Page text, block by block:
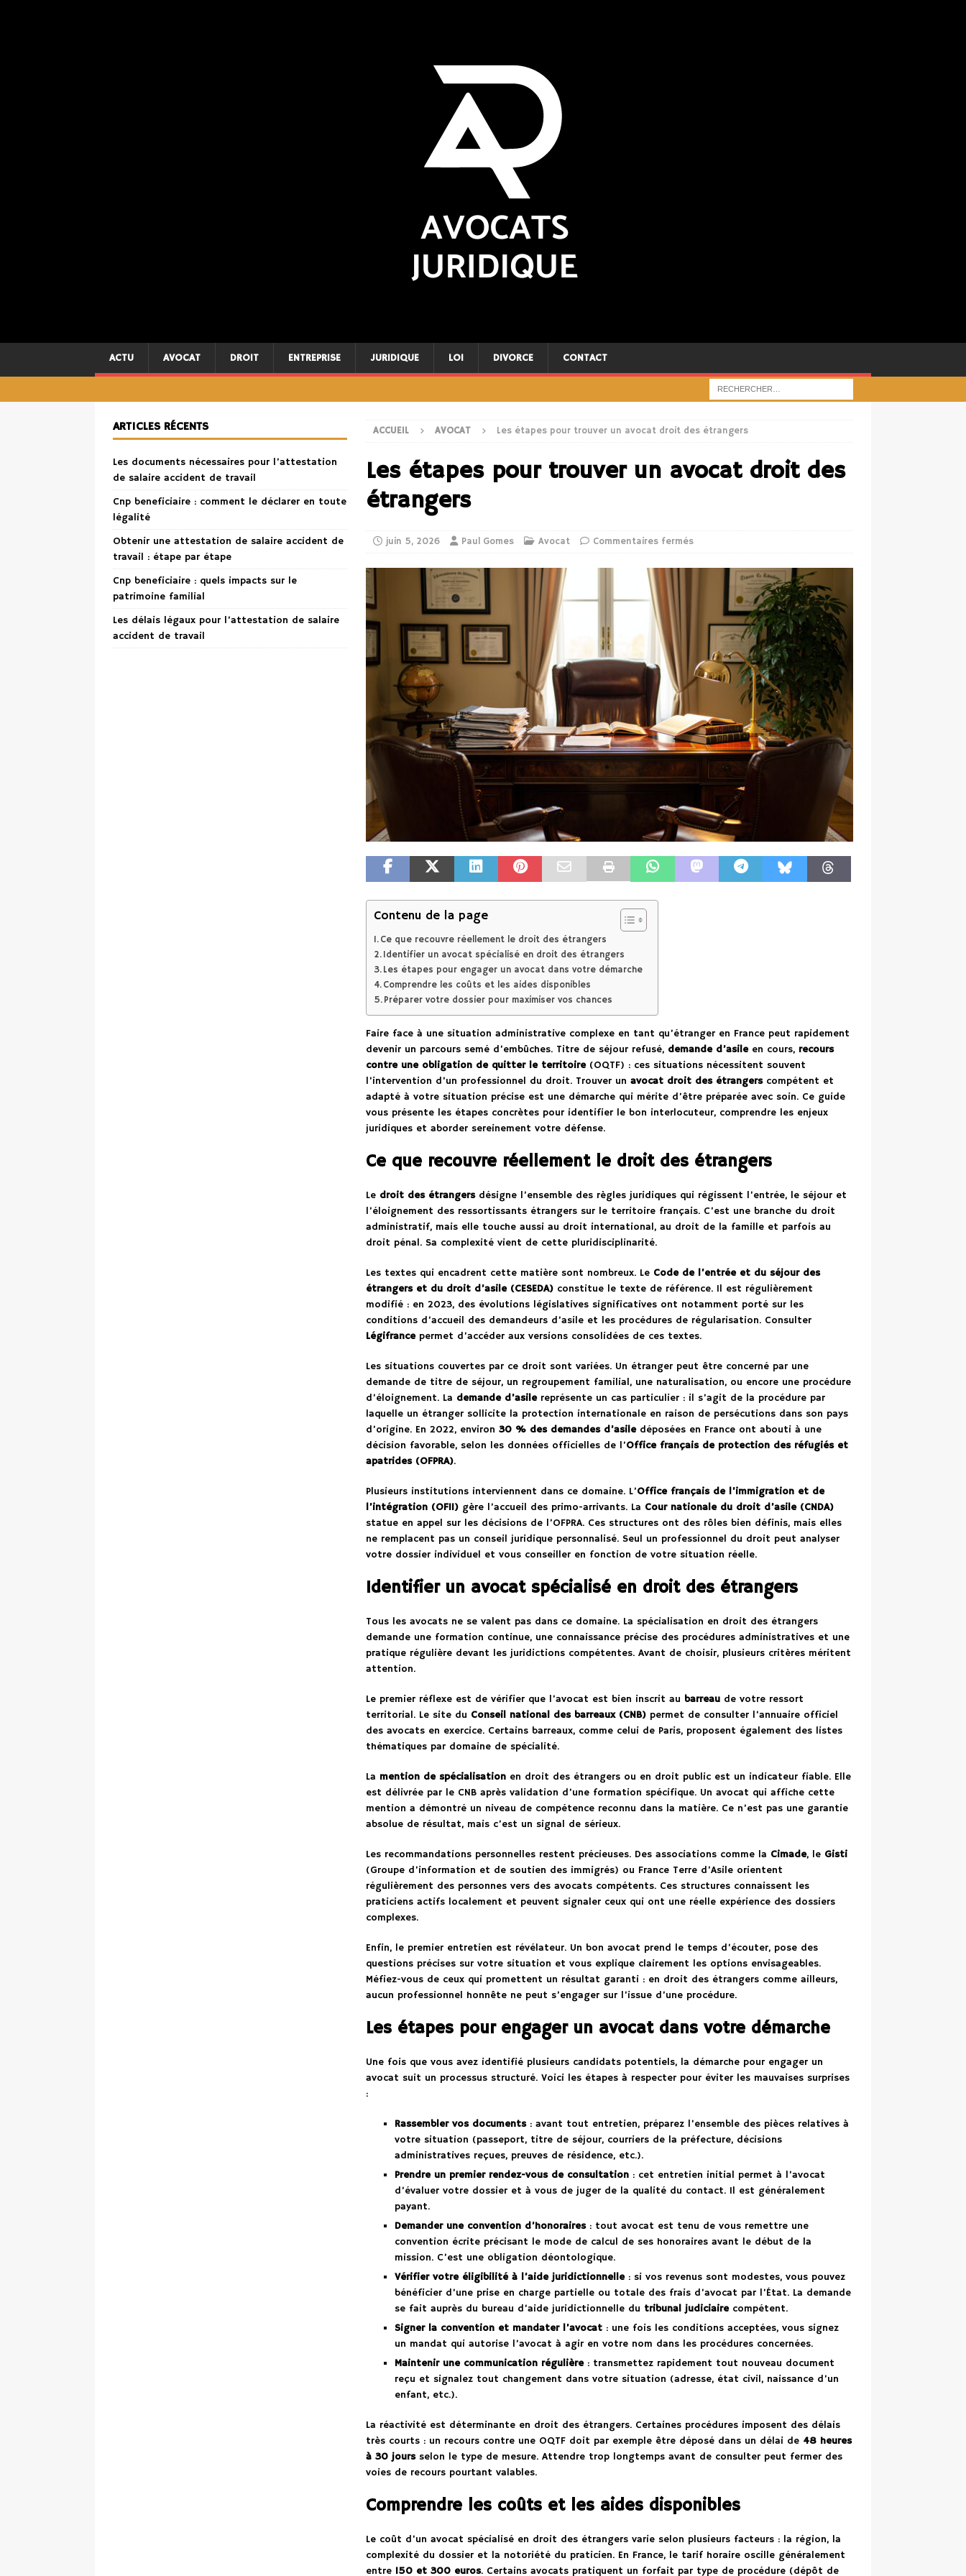
ACTU AVOCAT DROIT ENTREPRISE JURIDIQUE LOI DIVORCE CONTACT
ACCUEIL AVOCAT Les étapes pour trouver un avocat droit des étrangers
Les étapes pour trouver un avocat droit des
étrangers
juin 5, 2026 Paul Gomes Avocat Commentaires fermés
Contenu de la page
Ce que recouvre réellement le droit des étrangers
Identifier un avocat spécialisé en droit des étrangers
Les étapes pour engager un avocat dans votre démarche
Comprendre les coûts et les aides disponibles
Préparer votre dossier pour maximiser vos chances
Faire face à une situation administrative complexe en tant qu’étranger en France peut rapidement
devenir un parcours semé d’embûches. Titre de séjour refusé, demande d’asileen cours, recours
contre une obligation de quitter le territoire(OQTF) : ces situations nécessitent souvent
l’intervention d’un professionnel du droit. Trouver un avocat droit des étrangerscompétent et
adapté à votre situation précise est une démarche qui mérite d’être préparée avec soin. Ce guide
vous présente les étapes concrètes pour identifier le bon interlocuteur, comprendre les enjeux
juridiques et aborder sereinement votre défense.
Ce que recouvre réellement le droit des étrangers
Le droit des étrangersdésigne l’ensemble des règles juridiques qui régissent l’entrée, le séjour et
l’éloignement des ressortissants étrangers sur le territoire français. C’est une branche du droit
administratif, mais elle touche aussi au droit international, au droit de la famille et parfois au
droit pénal. Sa complexité vient de cette pluridisciplinarité.
Les textes qui encadrent cette matière sont nombreux. Le Code de l’entrée et du séjour des
étrangers et du droit d’asile (CESEDA)constitue le texte de référence. Il est régulièrement
modifié : en 2023, des évolutions législatives significatives ont notamment porté sur les
conditions d’accueil des demandeurs d’asile et les procédures de régularisation. Consulter
Légifrancepermet d’accéder aux versions consolidées de ces textes.
Les situations couvertes par ce droit sont variées. Un étranger peut être concerné par une
demande de titre de séjour, un regroupement familial, une naturalisation, ou encore une procédure
d’éloignement. La demande d’asilereprésente un cas particulier : il s’agit de la procédure par
laquelle un étranger sollicite la protection internationale en raison de persécutions dans son pays
d’origine. En 2022, environ 30 % des demandes d’asiledéposées en France ont abouti à une
décision favorable, selon les données officielles de l’Office français de protection des réfugiés et
apatrides (OFPRA).
Plusieurs institutions interviennent dans ce domaine. L’Office français de l’immigration et de
l’intégration (OFII)gère l’accueil des primo-arrivants. La Cour nationale du droit d’asile (CNDA)
statue en appel sur les décisions de l’OFPRA. Ces structures ont des rôles bien définis, mais elles
ne remplacent pas un conseil juridique personnalisé. Seul un professionnel du droit peut analyser
votre dossier individuel et vous conseiller en fonction de votre situation réelle.
Identifier un avocat spécialisé en droit des étrangers
Tous les avocats ne se valent pas dans ce domaine. La spécialisation en droit des étrangers
demande une formation continue, une connaissance précise des procédures administratives et une
pratique régulière devant les juridictions compétentes. Avant de choisir, plusieurs critères méritent
attention.
Le premier réflexe est de vérifier que l’avocat est bien inscrit au barreaude votre ressort
territorial. Le site du Conseil national des barreaux (CNB)permet de consulter l’annuaire officiel
des avocats en exercice. Certains barreaux, comme celui de Paris, proposent également des listes
thématiques par domaine de spécialité.
La mention de spécialisationen droit des étrangers ou en droit public est un indicateur fiable. Elle
est délivrée par le CNB après validation d’une formation spécifique. Un avocat qui affiche cette
mention a démontré un niveau de compétence reconnu dans la matière. Ce n’est pas une garantie
absolue de résultat, mais c’est un signal de sérieux.
Les recommandations personnelles restent précieuses. Des associations comme la Cimade, le Gisti
(Groupe d’information et de soutien des immigrés) ou France Terre d’Asile orientent
régulièrement des personnes vers des avocats compétents. Ces structures connaissent les
praticiens actifs localement et peuvent signaler ceux qui ont une réelle expérience des dossiers
complexes.
Enfin, le premier entretien est révélateur. Un bon avocat prend le temps d’écouter, pose des
questions précises sur votre situation et vous explique clairement les options envisageables.
Méfiez-vous de ceux qui promettent un résultat garanti : en droit des étrangers comme ailleurs,
aucun professionnel honnête ne peut s’engager sur l’issue d’une procédure.
Les étapes pour engager un avocat dans votre démarche
Une fois que vous avez identifié plusieurs candidats potentiels, la démarche pour engager un
avocat suit un processus structuré. Voici les étapes à respecter pour éviter les mauvaises surprises
:
Rassembler vos documents: avant tout entretien, préparez l’ensemble des pièces relatives à
votre situation (passeport, titre de séjour, courriers de la préfecture, décisions
administratives reçues, preuves de résidence, etc.).
Prendre un premier rendez-vous de consultation: cet entretien initial permet à l’avocat
d’évaluer votre dossier et à vous de juger de la qualité du contact. Il est généralement
payant.
Demander une convention d’honoraires: tout avocat est tenu de vous remettre une
convention écrite précisant le mode de calcul de ses honoraires avant le début de la
mission. C’est une obligation déontologique.
Vérifier votre éligibilité à l’aide juridictionnelle: si vos revenus sont modestes, vous pouvez
bénéficier d’une prise en charge partielle ou totale des frais d’avocat par l’État. La demande
se fait auprès du bureau d’aide juridictionnelle du tribunal judiciairecompétent.
Signer la convention et mandater l’avocat: une fois les conditions acceptées, vous signez
un mandat qui autorise l’avocat à agir en votre nom dans les procédures concernées.
Maintenir une communication régulière: transmettez rapidement tout nouveau document
reçu et signalez tout changement dans votre situation (adresse, état civil, naissance d’un
enfant, etc.).
La réactivité est déterminante en droit des étrangers. Certaines procédures imposent des délais
très courts : un recours contre une OQTF doit par exemple être déposé dans un délai de 48 heures
à 30 joursselon le type de mesure. Attendre trop longtemps avant de consulter peut fermer des
voies de recours pourtant valables.
Comprendre les coûts et les aides disponibles
Le coût d’un avocat spécialisé en droit des étrangers varie selon plusieurs facteurs : la région, la
complexité du dossier et la notoriété du praticien. En France, le tarif horaire oscille généralement
entre 150 et 300 euros. Certains avocats pratiquent un forfait par type de procédure (dépôt de
ARTICLES RÉCENTS
Les documents nécessaires pour l’attestation
de salaire accident de travail
Cnp beneficiaire : comment le déclarer en toute
légalité
Obtenir une attestation de salaire accident de
travail : étape par étape
Cnp beneficiaire : quels impacts sur le
patrimoine familial
Les délais légaux pour l’attestation de salaire
accident de travail